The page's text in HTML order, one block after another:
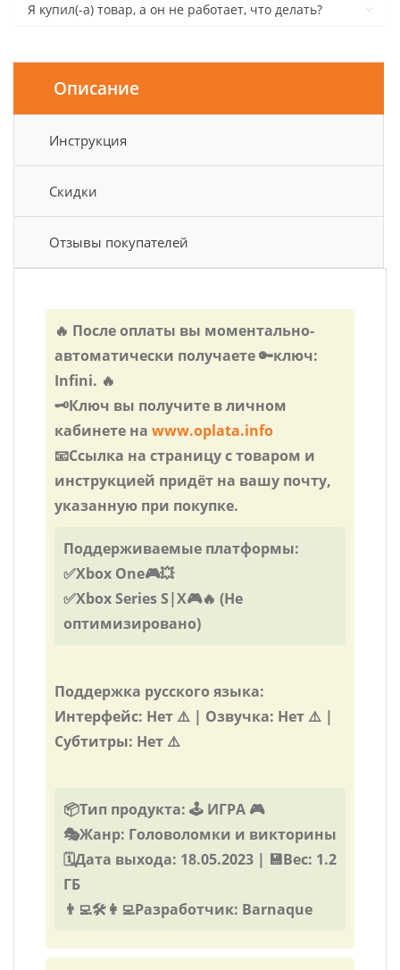
Я купил(-а) товар, а он не работает, что делать?
Описание
Инструкция
Скидки
Отзывы покупателей
🔥 После оплаты вы моментально-
автоматически получаете 🔑ключ:
Infini. 🔥
🗝️Ключ вы получите в личном
кабинете на www.oplata.info
📧Ссылка на страницу с товаром и
инструкцией придёт на вашу почту,
указанную при покупке.
Поддерживаемые платформы:
✅Xbox One🎮💥
✅Xbox Series S|X🎮🔥 (Не
оптимизировано)
Поддержка русского языка:
Интерфейс: Нет ⚠️ | Озвучка: Нет ⚠️ |
Субтитры: Нет ⚠️
📦Тип продукта: 🕹️ ИГРА 🎮
🎭Жанр: Головоломки и викторины
🗓️Дата выхода: 18.05.2023 | 💾Вес: 1.2
ГБ
👨‍💻🛠️👩‍💻Разработчик: Barnaque